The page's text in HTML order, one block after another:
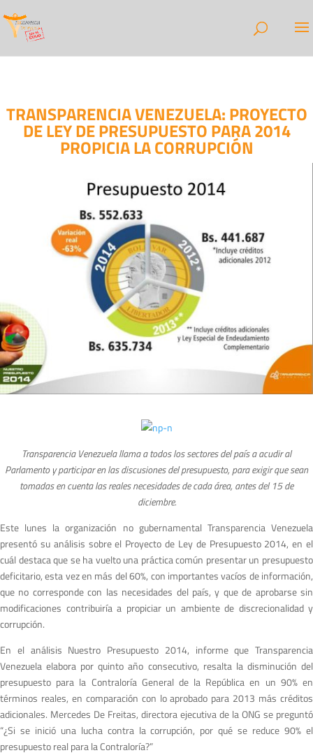
TRANSPARENCIA VENEZUELA: PROYECTO
DE LEY DE PRESUPUESTO PARA 2014
PROPICIA LA CORRUPCIÓN
Transparencia Venezuela llama a todos los sectores del país a acudir al
Parlamento y participar en las discusiones del presupuesto, para exigir que sean
tomadas en cuenta las reales necesidades de cada área, antes del 15 de
diciembre.
Este lunes la organización no gubernamental Transparencia Venezuela
presentó su análisis sobre el Proyecto de Ley de Presupuesto 2014, en el
cuál destaca que se ha vuelto una práctica común presentar un presupuesto
deficitario, esta vez en más del 60%, con importantes vacíos de información,
que no corresponde con las necesidades del país, y que de aprobarse sin
modificaciones contribuiría a propiciar un ambiente de discrecionalidad y
corrupción.
En el análisis Nuestro Presupuesto 2014, informe que Transparencia
Venezuela elabora por quinto año consecutivo, resalta la disminución del
presupuesto para la Contraloría General de la República en un 90% en
términos reales, en comparación con lo aprobado para 2013 más créditos
adicionales. Mercedes De Freitas, directora ejecutiva de la ONG se preguntó
“¿Si se inició una lucha contra la corrupción, por qué se reduce 90% el
presupuesto real para la Contraloría?”